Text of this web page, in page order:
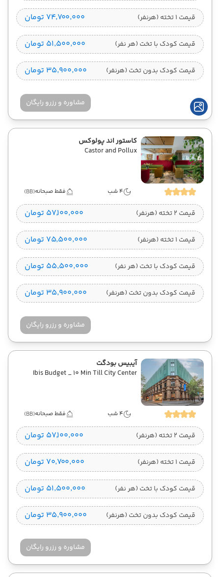
قیمت 1 تخته (هرنفر) ۷۴٬۷۰۰٬۰۰۰ تومان
قیمت کودک با تخت (هر نفر) ۵۱٬۵۰۰٬۰۰۰ تومان
قیمت کودک بدون تخت (هرنفر) ۳۵٬۹۰۰٬۰۰۰ تومان
مشاوره و رزرو رایگان
کاستور اند پولوکس
Castor and Pollux
4 شب فقط صبحانه(BB)
قیمت 2 تخته (هرنفر) ۵۷٬۱۰۰٬۰۰۰ تومان
قیمت 1 تخته (هرنفر) ۷۵٬۵۰۰٬۰۰۰ تومان
قیمت کودک با تخت (هر نفر) ۵۵٬۵۰۰٬۰۰۰ تومان
قیمت کودک بدون تخت (هرنفر) ۳۵٬۹۰۰٬۰۰۰ تومان
مشاوره و رزرو رایگان
آیبیس بودگت
Ibis Budget _ 10 Min Till City Center
4 شب فقط صبحانه(BB)
قیمت 2 تخته (هرنفر) ۵۷٬۱۰۰٬۰۰۰ تومان
قیمت 1 تخته (هرنفر) ۷۰٬۷۰۰٬۰۰۰ تومان
قیمت کودک با تخت (هر نفر) ۵۱٬۵۰۰٬۰۰۰ تومان
قیمت کودک بدون تخت (هرنفر) ۳۵٬۹۰۰٬۰۰۰ تومان
مشاوره و رزرو رایگان